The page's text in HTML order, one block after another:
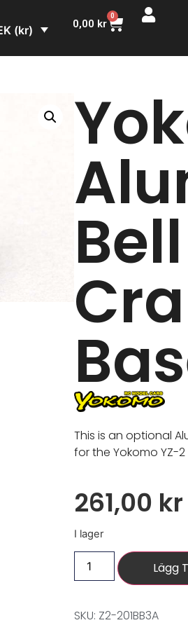
(kr) 0,00 kr
0
Bell
This is an optional
for the Yokomo YZ-2
261,00 kr
I lager
Lägg
SKU: Z2-201BB3A